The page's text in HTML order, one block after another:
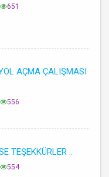
651
AÇMA ÇALIŞMASI
556
TEŞEKKÜRLER ..
554